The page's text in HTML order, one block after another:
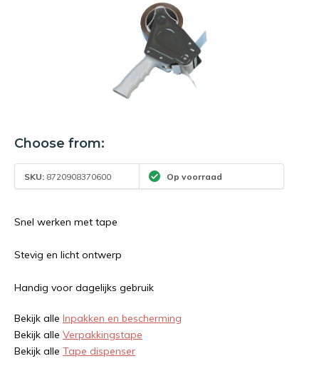
Choose from:
SKU: 8720908370600 Op voorraad
Snel werken met tape
Stevig en licht ontwerp
Handig voor dagelijks gebruik
Bekijk alle Inpakken en bescherming
Bekijk alle Verpakkingstape
Bekijk alle Tape dispenser